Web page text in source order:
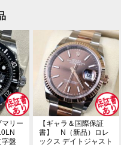
使用品です。
ブマリーナデイトが入荷しまし
Cal.3235になり、クロナジーエ
れる脱進機、ニッケル・リン合金
高いムーブメントとなっていま
従来の48時間から70時間へと
禁止時間もございません。
ださい。
マリー
字盤
【ギャラ＆国際保証
書】 N（新品）ロレ
ックス デイトジャスト